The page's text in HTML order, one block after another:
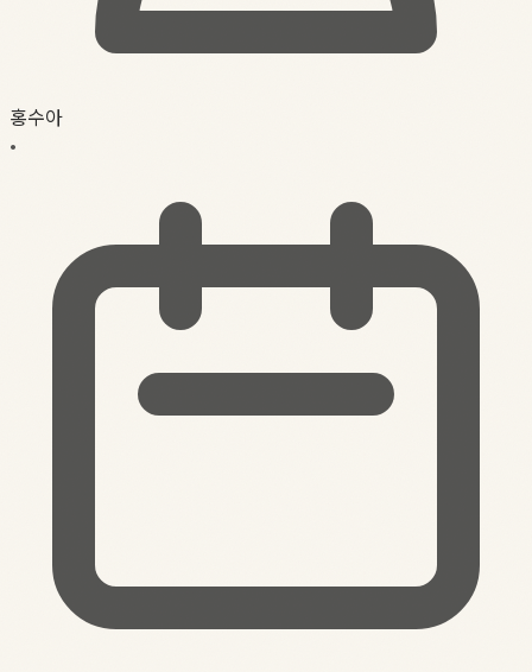
홍수아
•